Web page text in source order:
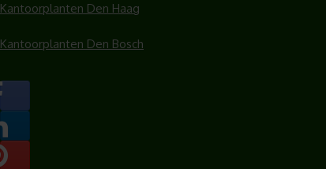
Kantoorplanten Den Haag
Kantoorplanten Den Bosch